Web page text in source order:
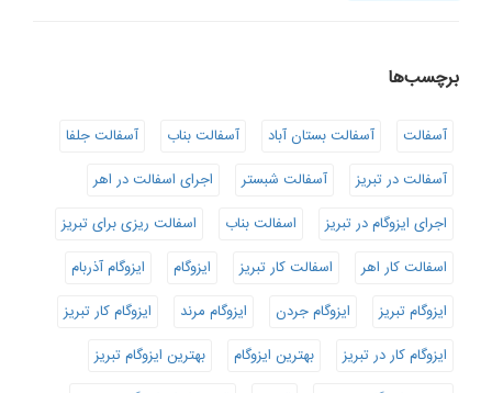
برچسب‌ها
آسفالت آسفالت بستان آباد آسفالت بناب
آسفالت جلفا
آسفالت در تبریز
آسفالت شبستر
اجرای اسفالت در اهر
اجرای ایزوگام در تبریز
اسفالت بناب
اسفالت ریزی برای تبریز
اسفالت کار اهر
اسفالت کار تبریز ایزوگام
ایزوگام آذربام
ایزوگام تبریز
ایزوگام جردن ایزوگام مرند
ایزوگام کار تبریز
ایزوگام کار در تبریز
بهترین ایزوگام
بهترین ایزوگام تبریز